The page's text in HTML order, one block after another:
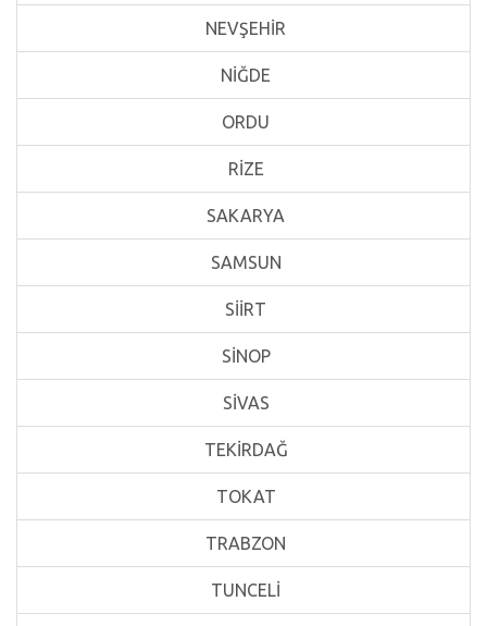
NEVŞEHİR
NİĞDE
ORDU
RİZE
SAKARYA
SAMSUN
SİİRT
SİNOP
SİVAS
TEKİRDAĞ
TOKAT
TRABZON
TUNCELİ